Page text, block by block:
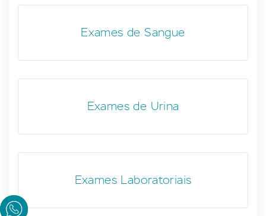
Exames de Sangue
Exames de Urina
Exames Laboratoriais